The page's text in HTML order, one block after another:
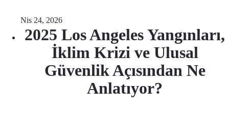
Nis 24, 2026
2025 Los Angeles Yangınları,
İklim Krizi ve Ulusal
Güvenlik Açısından Ne
Anlatıyor?